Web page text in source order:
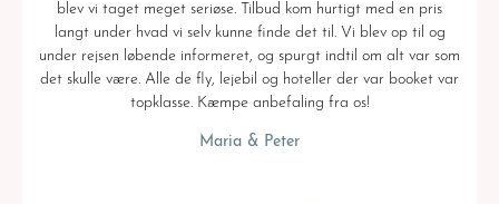
blev vi taget meget seriøse. Tilbud kom hurtigt med en pris
langt under hvad vi selv kunne finde det til. Vi blev op til og
under rejsen løbende informeret, og spurgt indtil om alt var som
det skulle være. Alle de fly, lejebil og hoteller der var booket var
topklasse. Kæmpe anbefaling fra os!
Maria & Peter